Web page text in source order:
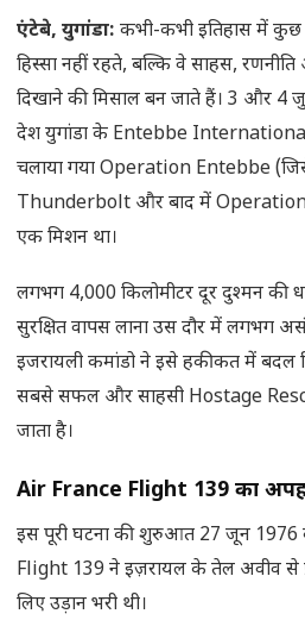
एंटेबे, युगांडा: कभी-कभी इतिहास में
हिस्सा नहीं रहते, बल्कि वे साहस,
दिखाने की मिसाल बन जाते हैं। 3 और 4
देश युगांडा के Entebbe International
चलाया गया Operation Entebbe
Thunderbolt और बाद में Operation
एक मिशन था।
लगभग 4,000 किलोमीटर दूर दुश्मन की
सुरक्षित वापस लाना उस दौर में लगभग
इजरायली कमांडो ने इसे हकीकत में बदल
सबसे सफल और साहसी Hostage
जाता है।
Air France Flight 139 का
इस पूरी घटना की शुरुआत 27 जून 1976
Flight 139 ने इज़रायल के तेल अवीव से
लिए उड़ान भरी थी।